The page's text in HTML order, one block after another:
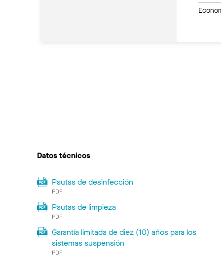
Datos técnicos
Pautas de desinfección
PDF
Pautas de limpieza
PDF
Garantía limitada de diez (10) años para los
sistemas suspensión
PDF